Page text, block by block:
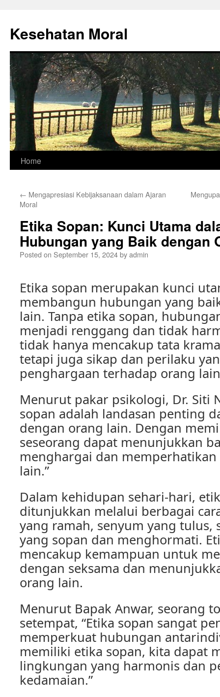
content
Kesehatan Moral
Home
← Mengapresiasi Kebijaksanaan dalam Ajaran
Moral
Etika Sopan: Kunci Utama
Hubungan yang Baik dengan
Posted on September 15, 2024byadmin
Etika sopan merupakan kunci
membangun hubungan yang
lain. Tanpa etika sopan,
menjadi renggang dan tidak
tidak hanya mencakup tata
tetapi juga sikap dan perilaku
penghargaan terhadap orang
Menurut pakar psikologi, Dr. Siti
sopan adalah landasan penting
dengan orang lain. Dengan
seseorang dapat menunjukkan
menghargai dan memperhatikan
lain.”
Dalam kehidupan sehari-hari,
ditunjukkan melalui berbagai
yang ramah, senyum yang tulus,
yang sopan dan menghormati.
mencakup kemampuan untuk
dengan seksama dan
orang lain.
Menurut Bapak Anwar, seorang
setempat, “Etika sopan sangat
memperkuat hubungan
memiliki etika sopan, kita dapat
lingkungan yang harmonis dan
kedamaian.”